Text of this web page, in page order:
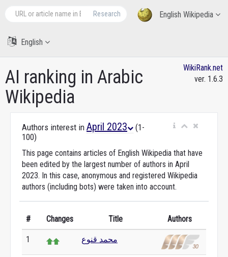
English Wikipedia
Research
English
AI ranking in Arabic
Wikipedia
WikiRank.net
ver. 1.6.3
Authors interest in April 2023
(1-
100)
This page contains articles of English Wikipedia that have
been edited by the largest number of authors in April
2023. In this case, anonymous and registered Wikipedia
authors (including bots) were taken into account.
# Changes Title Authors
1 محمد قنوع